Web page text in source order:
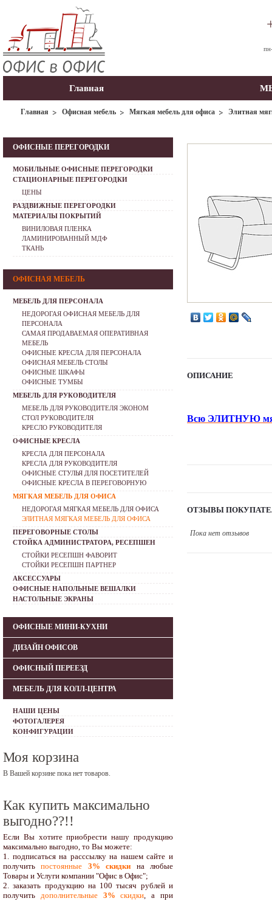
Главная
Главная Офисная мебель Мягкая мебель для офиса Элитная
ОПИСАНИЕ
Всю ЭЛИТНУЮ
ОТЗЫВЫ
Пока нет отзывов
ОФИСНЫЕ ПЕРЕГОРОДКИ
МОБИЛЬНЫЕ ОФИСНЫЕ ПЕРЕГОРОДКИ
СТАЦИОНАРНЫЕ ПЕРЕГОРОДКИ
ЦЕНЫ
РАЗДВИЖНЫЕ ПЕРЕГОРОДКИ
МАТЕРИАЛЫ ПОКРЫТИЙ
ВИНИЛОВАЯ ПЛЕНКА
ЛАМИНИРОВАННЫЙ МДФ
ТКАНЬ
ОФИСНАЯ МЕБЕЛЬ
МЕБЕЛЬ ДЛЯ ПЕРСОНАЛА
НЕДОРОГАЯ ОФИСНАЯ МЕБЕЛЬ ДЛЯ
ПЕРСОНАЛА
САМАЯ ПРОДАВАЕМАЯ ОПЕРАТИВНАЯ
МЕБЕЛЬ
ОФИСНЫЕ КРЕСЛА ДЛЯ ПЕРСОНАЛА
ОФИСНАЯ МЕБЕЛЬ СТОЛЫ
ОФИСНЫЕ ШКАФЫ
ОФИСНЫЕ ТУМБЫ
МЕБЕЛЬ ДЛЯ РУКОВОДИТЕЛЯ
МЕБЕЛЬ ДЛЯ РУКОВОДИТЕЛЯ ЭКОНОМ
СТОЛ РУКОВОДИТЕЛЯ
КРЕСЛО РУКОВОДИТЕЛЯ
ОФИСНЫЕ КРЕСЛА
КРЕСЛА ДЛЯ ПЕРСОНАЛА
КРЕСЛА ДЛЯ РУКОВОДИТЕЛЯ
ОФИСНЫЕ СТУЛЬЯ ДЛЯ ПОСЕТИТЕЛЕЙ
ОФИСНЫЕ КРЕСЛА В ПЕРЕГОВОРНУЮ
МЯГКАЯ МЕБЕЛЬ ДЛЯ ОФИСА
НЕДОРОГАЯ МЯГКАЯ МЕБЕЛЬ ДЛЯ ОФИСА
ЭЛИТНАЯ МЯГКАЯ МЕБЕЛЬ ДЛЯ ОФИСА
ПЕРЕГОВОРНЫЕ СТОЛЫ
СТОЙКА АДМИНИСТРАТОРА, РЕСЕПШЕН
СТОЙКИ РЕСЕПШН ФАВОРИТ
СТОЙКИ РЕСЕПШН ПАРТНЕР
АКСЕССУАРЫ
ОФИСНЫЕ НАПОЛЬНЫЕ ВЕШАЛКИ
НАСТОЛЬНЫЕ ЭКРАНЫ
ОФИСНЫЕ МИНИ-КУХНИ
ДИЗАЙН ОФИСОВ
ОФИСНЫЙ ПЕРЕЕЗД
МЕБЕЛЬ ДЛЯ КОЛЛ-ЦЕНТРА
НАШИ ЦЕНЫ
ФОТОГАЛЕРЕЯ
КОНФИГУРАЦИИ
Моя корзина
В Вашей корзине пока нет товаров.
Как купить максимально
выгодно??!!
Если Вы хотите приобрести нашу продукцию
максимально выгодно, то Вы можете:
1. подписаться на расссылку на нашем сайте и
получитьпостоянные 3% скидки на любые
Товары и Услуги компании "Офис в Офис";
2. заказать продукцию на 100 тысяч рублей и
получить дополнительные3% скидки, а при